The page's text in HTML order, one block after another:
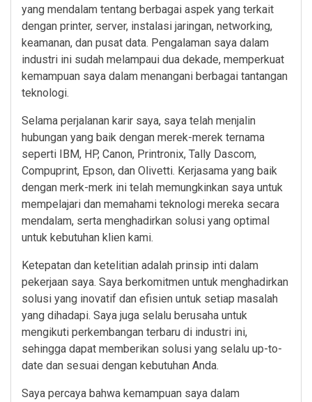
yang mendalam tentang berbagai aspek yang terkait
dengan printer, server, instalasi jaringan, networking,
keamanan, dan pusat data. Pengalaman saya dalam
industri ini sudah melampaui dua dekade, memperkuat
kemampuan saya dalam menangani berbagai tantangan
teknologi.
Selama perjalanan karir saya, saya telah menjalin
hubungan yang baik dengan merek-merek ternama
seperti IBM, HP, Canon, Printronix, Tally Dascom,
Compuprint, Epson, dan Olivetti. Kerjasama yang baik
dengan merk-merk ini telah memungkinkan saya untuk
mempelajari dan memahami teknologi mereka secara
mendalam, serta menghadirkan solusi yang optimal
untuk kebutuhan klien kami.
Ketepatan dan ketelitian adalah prinsip inti dalam
pekerjaan saya. Saya berkomitmen untuk menghadirkan
solusi yang inovatif dan efisien untuk setiap masalah
yang dihadapi. Saya juga selalu berusaha untuk
mengikuti perkembangan terbaru di industri ini,
sehingga dapat memberikan solusi yang selalu up-to-
date dan sesuai dengan kebutuhan Anda.
Saya percaya bahwa kemampuan saya dalam